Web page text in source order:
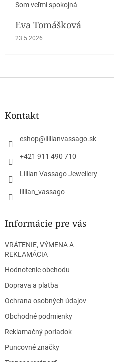
Som veľmi spokojná
Eva Tomášková
Hodnotenie obchodu je 5 z 5
23.5.2026
Z
Kontakt
eshop@ lillianvassago.sk
+421 911 490 710
Lillian Vassago Jewellery
lillian_vassago
Informácie pre vás
VRÁTENIE, VÝMENA A
REKLAMÁCIA
Hodnotenie obchodu
Doprava a platba
Ochrana osobných údajov
Obchodné podmienky
Reklamačný poriadok
Puncovné značky